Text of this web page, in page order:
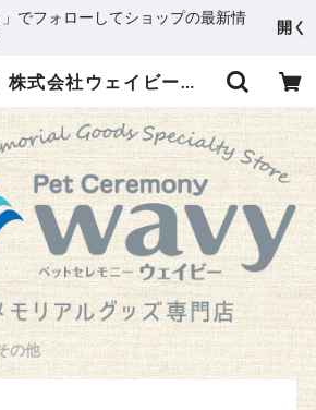
」でフォローしてショップの最新情
開く
その他 | 株式会社ウェイビー ペットメモリアルグッズ専門店
の他